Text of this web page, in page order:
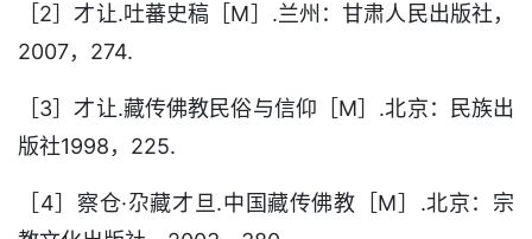
［2］才让.吐蕃史稿［M］.兰州：甘肃人民出版社，
2007，274.
［3］才让.藏传佛教民俗与信仰［M］.北京：民族出
版社1998，225.
［4］察仓·尕藏才旦.中国藏传佛教［M］.北京：宗